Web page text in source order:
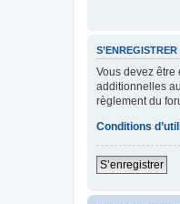
S’ENREGISTRER
Vous devez être
additionnelles
règlement du
Conditions
S’enregistrer